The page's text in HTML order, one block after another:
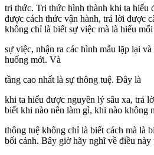
tri thức. Tri thức hình thành khi ta hiểu
được cách thức vận hành, trả lời được
không chỉ là biết sự việc mà là hiểu
sự việc, nhận ra các hình mẫu lặp lại
huống mới. Và
tầng cao nhất là sự thông tuệ. Đây là
khi ta hiểu được nguyên lý sâu xa, trả
biết khi nào nên làm gì, khi nào không
thông tuệ không chỉ là biết cách mà là
bối cảnh. Bây giờ hãy nghĩ về điều này